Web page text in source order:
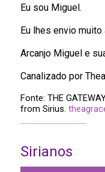
Eu sou Miguel.
Eu lhes envio
Arcanjo Miguel e
Canalizado por
Fonte: THE
from Sirius.
Sirianos